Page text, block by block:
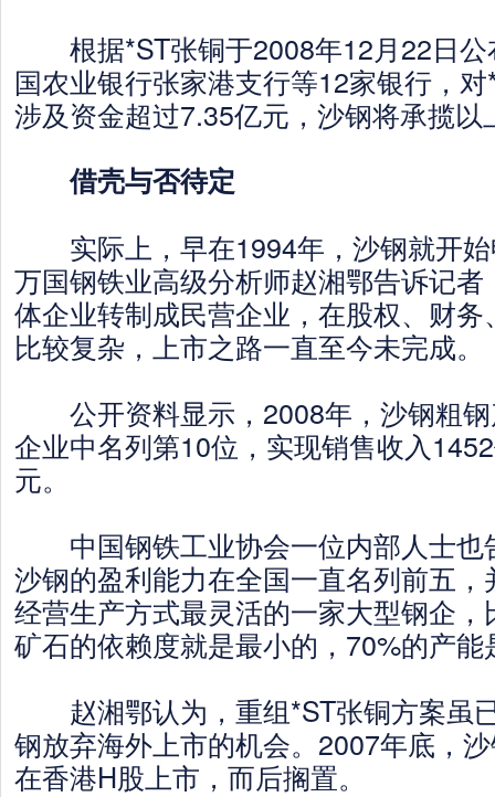
根据*ST张铜于2008年12月22日公
国农业银行张家港支行等12家银行，
涉及资金超过7.35亿元，沙钢将承揽以
借壳与否待定
实际上，早在1994年，沙钢就开始
万国钢铁业高级分析师赵湘鄂告诉记
体企业转制成民营企业，在股权、财
比较复杂，上市之路一直至今未完成。
公开资料显示，2008年，沙钢粗钢
企业中名列第10位，实现销售收入
元。
中国钢铁工业协会一位内部人士也
沙钢的盈利能力在全国一直名列前五
经营生产方式最灵活的一家大型钢企，
矿石的依赖度就是最小的，70%的产能
赵湘鄂认为，重组*ST张铜方案虽
钢放弃海外上市的机会。2007年底，
在香港H股上市，而后搁置。